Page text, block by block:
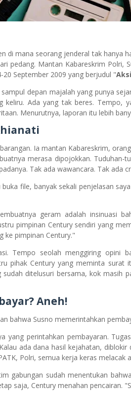
di mana seorang jenderal tak hanya
pedang. Mantan Kabareskrim Polri,
20 September 2009 yang berjudul "
depan majalah yang punya
keliru. Ada yang tak beres. Tempo,
Menurutnya, laporan itu lebih
Ia mantan Kabareskrim,
merasa dipojokkan. Tuduhan-
Tak ada wawancara. Tak ada
file, banyak sekali penjelasan
geram adalah insinuasi
pimpinan Century sendiri yang
ke pimpinan Century."
Tempo seolah menggiring opini
pihak Century yang meminta surat
sudah ditelusuri bersama, kok masih
Aneh!
bahwa Susno memerintahkan
yang perintahkan pembayaran.
ada dana hasil kejahatan,
Polri, semua kerja keras melacak
gabungan sudah menentukan
saja, Century menahan pencairan.